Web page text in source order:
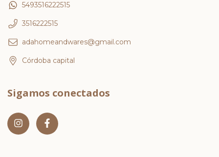
5493516222515
3516222515
adahomeandwares@gmail.com
Córdoba capital
Sigamos conectados